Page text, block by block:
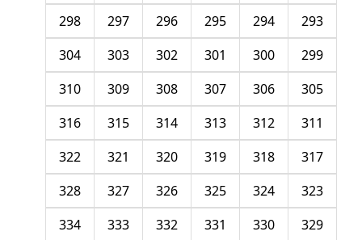
293
294
295
296
297
298
299
300
301
302
303
304
305
306
307
308
309
310
311
312
313
314
315
316
317
318
319
320
321
322
323
324
325
326
327
328
329
330
331
332
333
334